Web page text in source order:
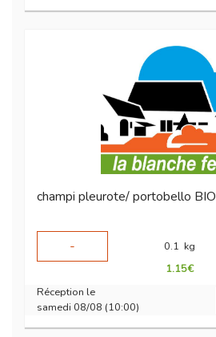
champi pleurote/ portobello BIO
-
0.1 kg
1.15€
Réception le
samedi 08/08 (10:00)